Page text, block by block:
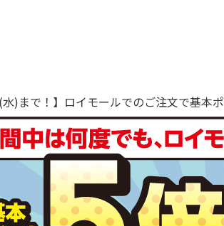
水)まで！】ロイモールでのご注文で基本